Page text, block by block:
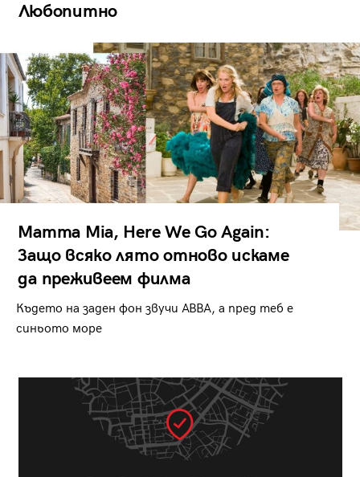
Любопитно
Mamma Mia, Here We Go Again:
Защо всяко лято отново искаме
да преживеем филма
Където на заден фон звучи ABBA, а пред теб е
синьото море